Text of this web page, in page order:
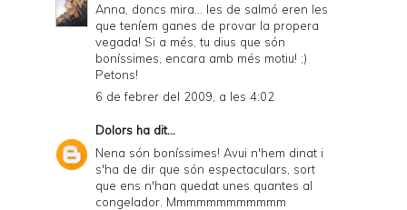
Anna, doncs mira... les de salmó eren les
que teníem ganes de provar la propera
vegada! Si a més, tu dius que són
boníssimes, encara amb més motiu! ;)
Petons!
6 de febrer del 2009, a les 4:02
Dolors ha dit...
Nena són boníssimes! Avui n'hem dinat i
s'ha de dir que són espectaculars, sort
que ens n'han quedat unes quantes al
congelador. Mmmmmmmmmmmm